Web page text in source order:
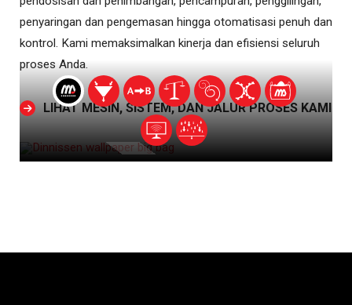
penyaringan dan pengemasan hingga otomatisasi penuh dan
kontrol. Kami memaksimalkan kinerja dan efisiensi seluruh
proses Anda.
LIHAT MESIN, SISTEM, DAN JALUR PROSES KAMI